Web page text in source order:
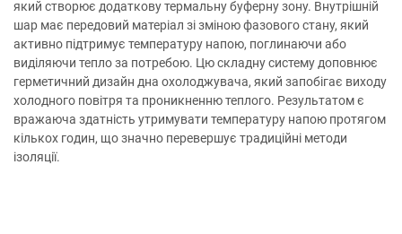
який створює додаткову термальну буферну зону. Внутрішній
шар має передовий матеріал зі зміною фазового стану, який
активно підтримує температуру напою, поглинаючи або
виділяючи тепло за потребою. Цю складну систему доповнює
герметичний дизайн дна охолоджувача, який запобігає виходу
холодного повітря та проникненню теплого. Результатом є
вражаюча здатність утримувати температуру напою протягом
кількох годин, що значно перевершує традиційні методи
ізоляції.